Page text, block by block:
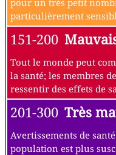
particulièrement
151-200
Tout le monde peut
la santé; les membres
ressentir des effets de
201-300 Très
Avertissements de
population est plus